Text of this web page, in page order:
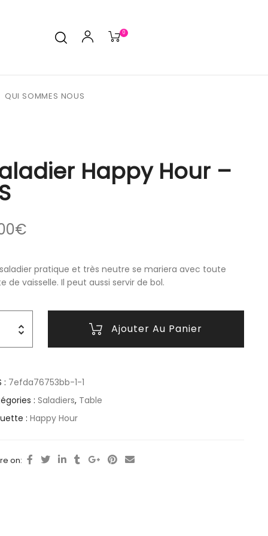
0
QUI SOMMES NOUS
Happy Hour –
€
pratique et très neutre se mariera avec toute
de vaisselle. Il peut aussi servir de bol.
Ajouter Au Panier
: 7efda76753bb-1-1
: Saladiers, Table
: Happy Hour
on: